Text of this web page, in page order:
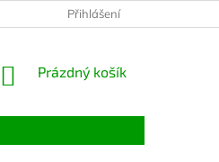
Přihlášení
NÁKUPNÍ
Prázdný košík